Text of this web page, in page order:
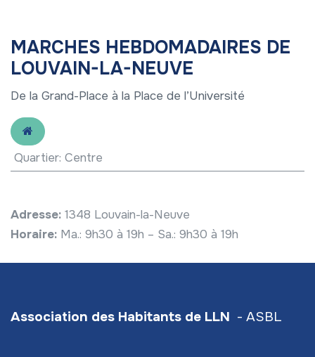
MARCHES HEBDOMADAIRES DE
LOUVAIN-LA-NEUVE
De la Grand-Place à la Place de l’Université
Quartier: Centre
Adresse: 1348 Louvain-la-Neuve
Horaire: Ma.: 9h30 à 19h – Sa.: 9h30 à 19h
Association des Habitants de LLN - ASBL